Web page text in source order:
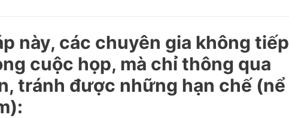
này, các chuyên gia không tiếp
cuộc họp, mà chỉ thông qua
tránh được những hạn chế (nể